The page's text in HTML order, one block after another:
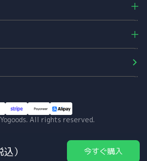
込） 今すぐ購入
All rights reserved.